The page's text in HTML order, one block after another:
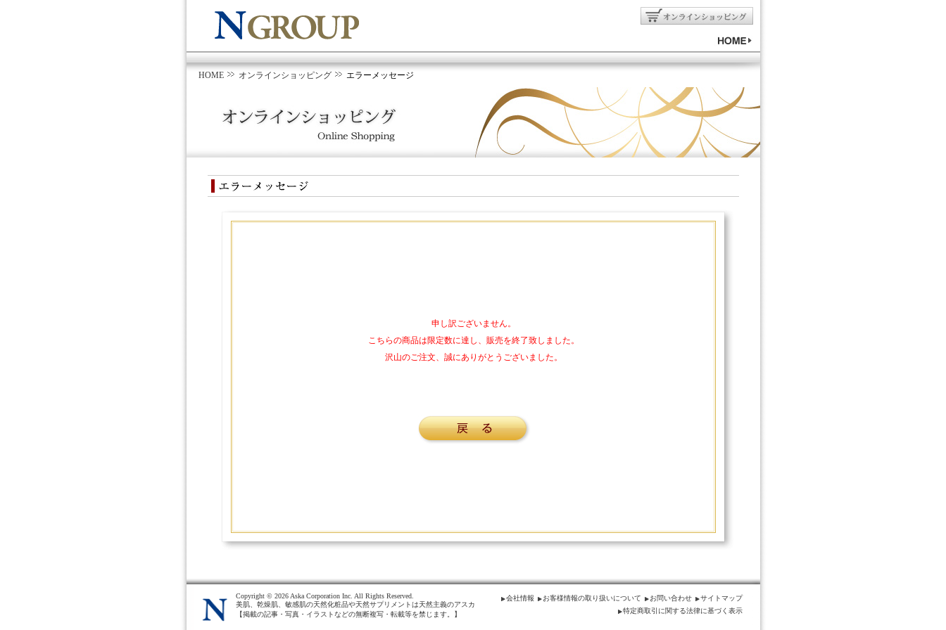
HOME オンラインショッピング エラーメッセージ
申し訳ございません。
こちらの商品は限定数に達し、販売を終了致しました。
沢山のご注文、誠にありがとうございました。
サイトマップ
お問い合わせ
お客様情報の取り扱いについて
会社情報
特定商取引に関する法律に基づく表示
Copyright © 2026 Aska Corporation Inc. All Rights Reserved.
美肌、乾燥肌、敏感肌の天然化粧品や天然サプリメントは天然主義のアスカ
【掲載の記事・写真・イラストなどの無断複写・転載等を禁じます。】